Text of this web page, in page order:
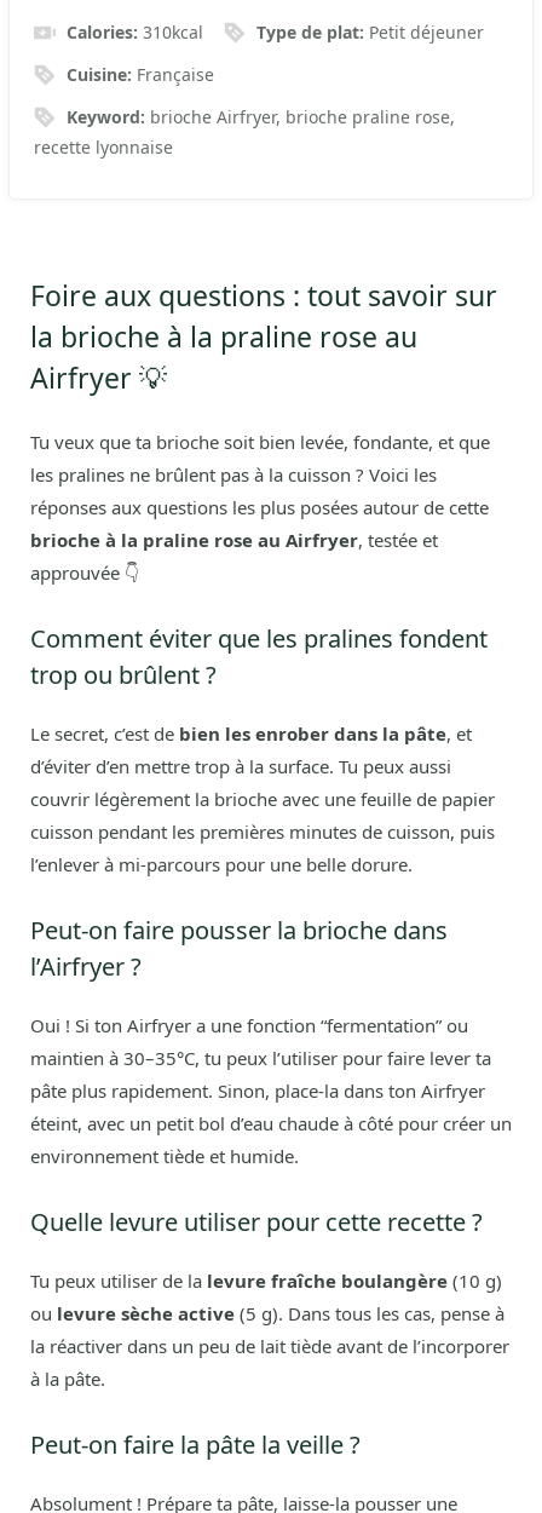
Calories:310kcal Type de plat: Petit déjeuner
Cuisine: Française
Keyword: brioche Airfryer, brioche praline rose,
recette lyonnaise
Foire aux questions : tout savoir sur
la brioche à la praline rose au
Airfryer 💡
Tu veux que ta brioche soit bien levée, fondante, et que
les pralines ne brûlent pas à la cuisson ? Voici les
réponses aux questions les plus posées autour de cette
brioche à la praline rose au Airfryer, testée et
approuvée 👇
Comment éviter que les pralines fondent
trop ou brûlent ?
Le secret, c’est de bien les enrober dans la pâte, et
d’éviter d’en mettre trop à la surface. Tu peux aussi
couvrir légèrement la brioche avec une feuille de papier
cuisson pendant les premières minutes de cuisson, puis
l’enlever à mi-parcours pour une belle dorure.
Peut-on faire pousser la brioche dans
l’Airfryer ?
Oui ! Si ton Airfryer a une fonction “fermentation” ou
maintien à 30–35°C, tu peux l’utiliser pour faire lever ta
pâte plus rapidement. Sinon, place-la dans ton Airfryer
éteint, avec un petit bol d’eau chaude à côté pour créer un
environnement tiède et humide.
Quelle levure utiliser pour cette recette ?
Tu peux utiliser de la levure fraîche boulangère (10 g)
ou levure sèche active (5 g). Dans tous les cas, pense à
la réactiver dans un peu de lait tiède avant de l’incorporer
à la pâte.
Peut-on faire la pâte la veille ?
Absolument ! Prépare ta pâte, laisse-la pousser une